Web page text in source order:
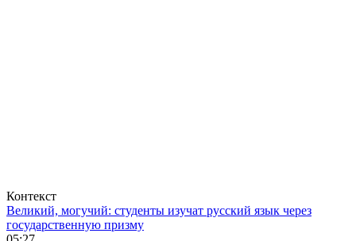
Контекст
Великий, могучий: студенты изучат русский язык через
государственную призму